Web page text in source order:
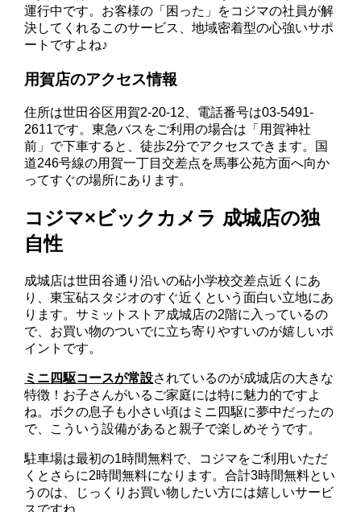
運行中です。お客様の「困った」をコジマの社員が解
決してくれるこのサービス、地域密着型の心強いサポ
ートですよね♪
用賀店のアクセス情報
住所は世田谷区用賀2-20-12、電話番号は03-5491-
2611です。東急バスをご利用の場合は「用賀神社
前」で下車すると、徒歩2分でアクセスできます。国
道246号線の用賀一丁目交差点を馬事公苑方面へ向か
ってすぐの場所にあります。
コジマ×ビックカメラ 成城店の独
自性
成城店は世田谷通り沿いの砧小学校交差点近くにあ
り、東宝砧スタジオのすぐ近くという面白い立地にあ
ります。サミットストア成城店の2階に入っているの
で、お買い物のついでに立ち寄りやすいのが嬉しいポ
イントです。
ミニ四駆コースが常設されているのが成城店の大きな
特徴！お子さんがいるご家庭には特に魅力的ですよ
ね。ボクの息子も小さい頃はミニ四駆に夢中だったの
で、こういう設備があると親子で楽しめそうです。
駐車場は最初の1時間無料で、コジマをご利用いただ
くとさらに2時間無料になります。合計3時間無料とい
うのは、じっくりお買い物したい方には嬉しいサービ